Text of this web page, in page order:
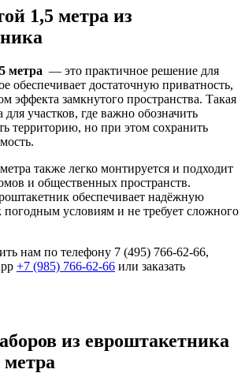
1,5 метра из
метра — это практичное решение для
обеспечивает достаточную приватность,
эффекта замкнутого пространства. Такая
участков, где важно обозначить
территорию, но при этом сохранить
также легко монтируется и подходит
и общественных пространств.
обеспечивает надёжную
погодным условиям и не требует сложного
нам по телефону 7 (495) 766-62-66,
+7 (985) 766-62-66 или заказать
из евроштакетника